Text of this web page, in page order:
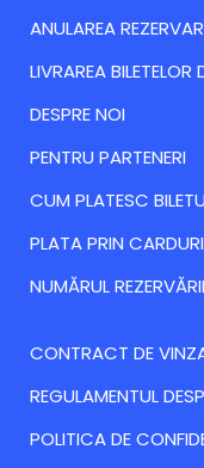
ANULAREA
LIVRAREA BILETELOR
DESPRE NOI
PENTRU PARTENERI
CUM PLATESC
PLATA PRIN CARDURI
NUMĂRUL
CONTRACT DE
REGULAMENTUL
POLITICA DE